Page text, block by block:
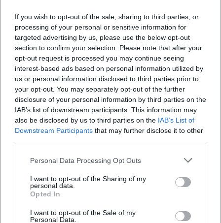
If you wish to opt-out of the sale, sharing to third parties, or
processing of your personal or sensitive information for
targeted advertising by us, please use the below opt-out
section to confirm your selection. Please note that after your
opt-out request is processed you may continue seeing
interest-based ads based on personal information utilized by
us or personal information disclosed to third parties prior to
your opt-out. You may separately opt-out of the further
disclosure of your personal information by third parties on the
IAB’s list of downstream participants. This information may
also be disclosed by us to third parties on the IAB’s List of
Downstream Participants that may further disclose it to other
Personal Data Processing Opt Outs
I want to opt-out of the Sharing of my
personal data.
Opted In
I want to opt-out of the Sale of my
Personal Data.
Anspruch zu verwässern. Kritisch betrachtet, verfolgt
Aichhorn eine „Kuratorin der Harfe“-Strategie: Sie muss
nicht alles erfinden, aber sie ordnet, arrangiert und erzählt
so, dass bekannte Werke neu leuchten und selten
Gespieltes Publikum findet.
Rezeption: Pressestimmen, Publikumsresonanz,
Rundfunkpräsenz
Presseberichte betonen wiederkehrend die Virtuosität, den
„farbigen Ton“ und die humorvolle Moderation. Feuilletons
aus Süddeutschland beschreiben, wie Aichhorn mit
Repertoirebögen von Renaissance bis Gegenwart Räume
auf historischen Burgen – und heben hervor, dass sie mit
über drei Dutzend Tonträgern und regelmäßigen Radio-
Features eine außergewöhnlich präsente Harfensolistin ist.
Menschen für die Harfe zu gewinnen.